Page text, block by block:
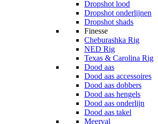
Dropshot lood
Dropshot onderlijnen
Dropshot shads
Finesse
Cheburashka Rig
NED Rig
Texas & Carolina Rig
Dood aas
Dood aas accessoires
Dood aas dobbers
Dood aas hengels
Dood aas onderlijn
Dood aas takel
Meerval